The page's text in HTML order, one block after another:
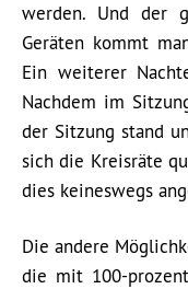
werden. Und der
Geräten kommt
Ein weiterer
Nachdem im
der Sitzung stand
sich die Kreisräte
dies keineswegs
Die andere
die mit 100-